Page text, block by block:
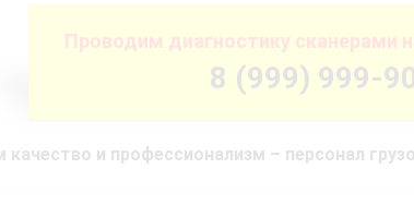
Проводим диагностику сканерами
8 (999) 999-
и профессионализм – персонал